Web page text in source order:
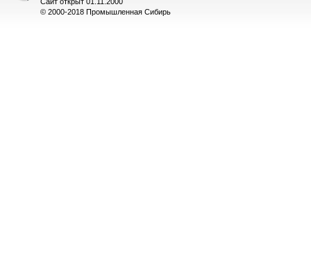
© 2000-2018 Промышленная Сибирь